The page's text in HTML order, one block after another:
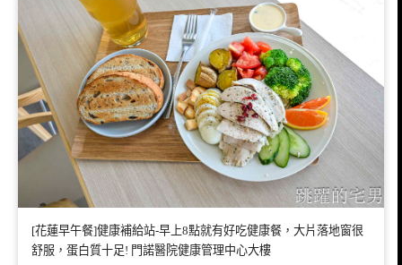
[花蓮早午餐]健康補給站-早上8點就有好吃健康餐，大片落地窗很
舒服，蛋白質十足! 門諾醫院健康管理中心大樓